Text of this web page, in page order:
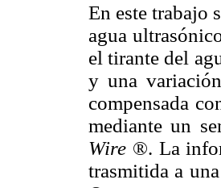
En este trabajo
agua
el tirante del
y una
compensada
mediante un
Wire ®. La
trasmitida a